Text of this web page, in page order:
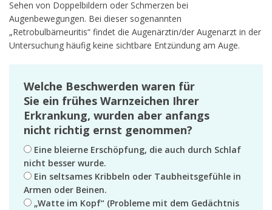
Sehen von Doppelbildern oder Schmerzen bei
Augenbewegungen. Bei dieser sogenannten
„Retrobulbärneuritis“ findet die Augenärztin/der Augenarzt in der
Untersuchung häufig keine sichtbare Entzündung am Auge.
Welche Beschwerden waren für
Sie ein frühes Warnzeichen Ihrer
Erkrankung, wurden aber anfangs
nicht richtig ernst genommen?
Eine bleierne Erschöpfung, die auch durch Schlaf
nicht besser wurde.
Ein seltsames Kribbeln oder Taubheitsgefühle in
Armen oder Beinen.
„Watte im Kopf“ (Probleme mit dem Gedächtnis